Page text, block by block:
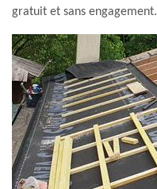
gratuit et sans engagement.